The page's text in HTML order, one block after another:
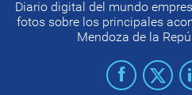
Diario digital del mundo
fotos sobre los principales
Mendoza de la